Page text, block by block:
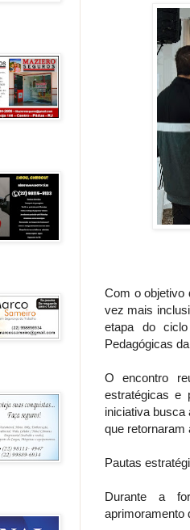
Com o objetivo
vez mais
etapa do
Pedagógicas
O encontro
estratégicas e
iniciativa busca
que retornaram
Pautas
Durante a
aprimoramento